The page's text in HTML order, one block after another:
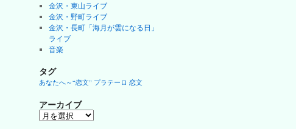
金沢・東山ライブ
金沢・野町ライブ
金沢・長町「海月が雲になる日」
ライブ
音楽
タグ
あなたへ～“恋文” プラテーロ 恋文
アーカイブ
ア